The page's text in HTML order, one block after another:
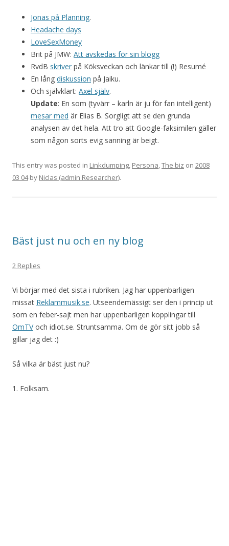
Jonas på Planning.
Headache days
LoveSexMoney
Brit på JMW: Att avskedas för sin blogg
RvdB skriver på Köksveckan och länkar till (!) Resumé
En lång diskussion på Jaiku.
Och självklart: Axel själv.
Update: En som (tyvärr – karln är ju för fan intelligent)
mesar med är Elias B. Sorgligt att se den grunda
analysen av det hela. Att tro att Google-faksimilen gäller
som någon sorts evig sanning är beigt.
This entry was posted in Linkdumping, Persona,The biz on 2008
03 04by Niclas (admin Researcher).
Bäst just nu och en ny blog
2 Replies
Vi börjar med det sista i rubriken. Jag har uppenbarligen
missat Reklammusik.se. Utseendemässigt ser den i princip ut
som en feber-sajt men har uppenbarligen kopplingar till
OmTVoch idiot.se. Struntsamma. Om de gör sitt jobb så
gillar jag det :)
Så vilka är bäst just nu?
1. Folksam.